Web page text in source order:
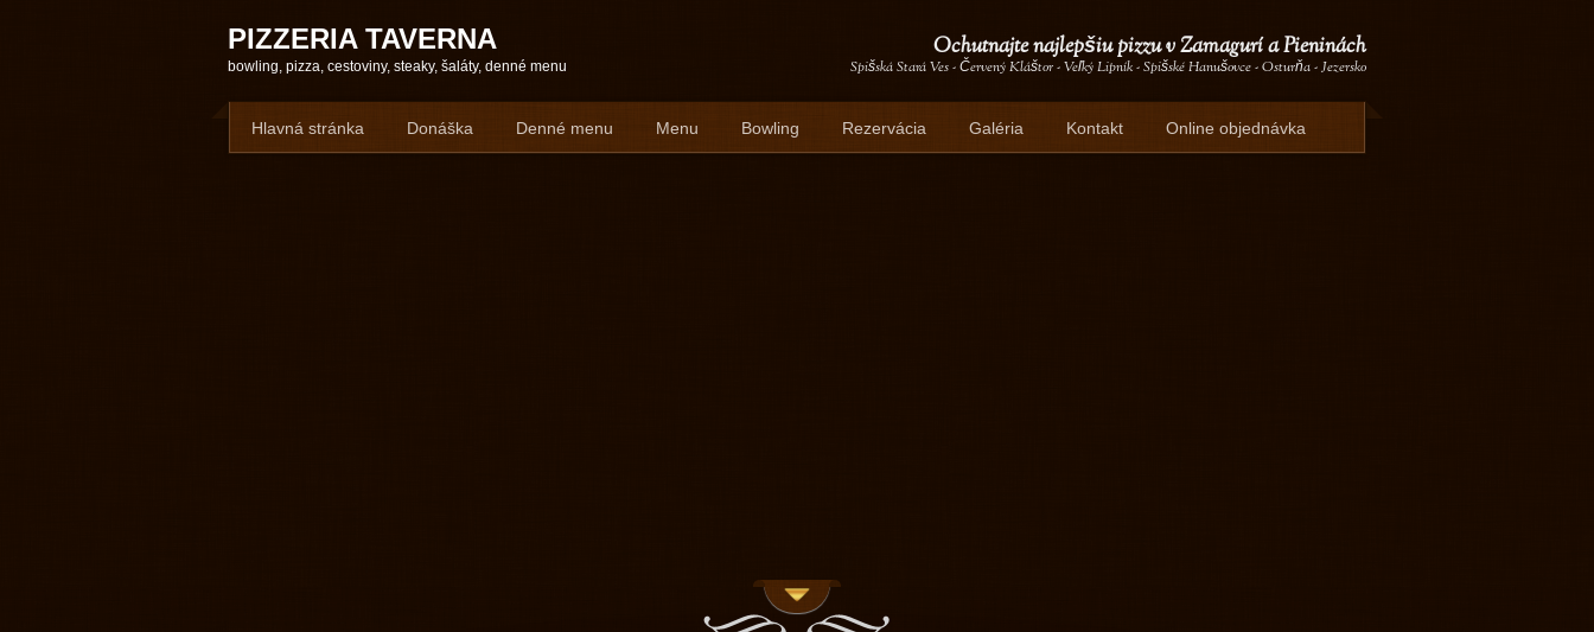
Hlavná stránka Donáška Denné menu Menu Bowling Rezervácia Galéria Kontakt Online objednávka
PIZZERIA TAVERNA
bowling, pizza, cestoviny, steaky, šaláty, denné menu
Ochutnajte najlepšiu pizzu v Zamagurí a Pieninách
Spišská Stará Ves - Červený Kláštor - Veľký Lipník - Spišské Hanušovce - Osturňa - Jezersko